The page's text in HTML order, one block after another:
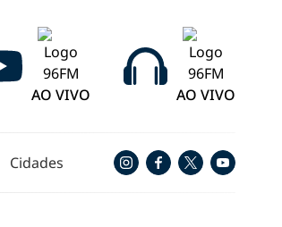
AO VIVO
AO VIVO
Cidades